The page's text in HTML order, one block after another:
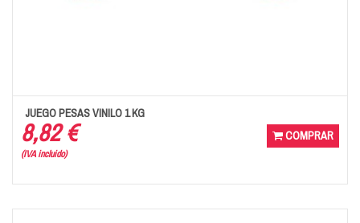
JUEGO PESAS VINILO 1 KG
8,82 €
(IVA incluido)
COMPRAR